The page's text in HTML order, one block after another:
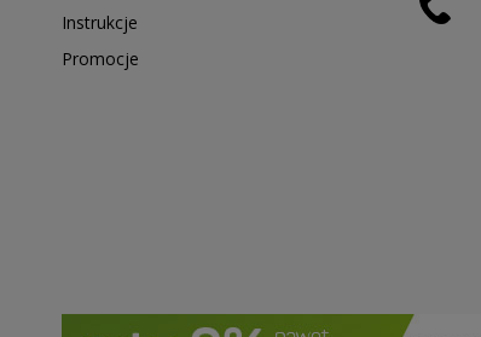
Instrukcje
Promocje